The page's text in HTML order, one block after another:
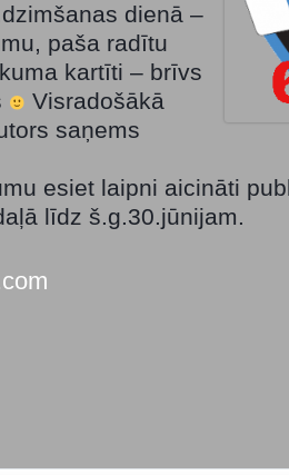
dienā –
paša radītu
kartīti – brīvs
Visradošākā
saņems
esiet laipni aicināti
līdz š.g.30.jūnijam.